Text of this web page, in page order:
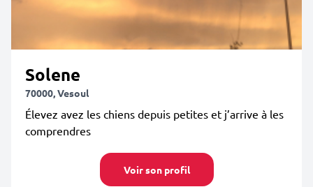
Solene
70000, Vesoul
Élevez avez les chiens depuis petites et j’arrive à les
comprendres
Voir son profil